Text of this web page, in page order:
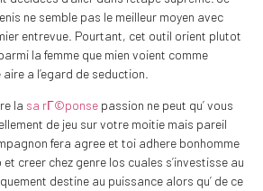
ne semble pas le meilleur moyen avec
entrevue. Pourtant, cet outil orient plutot
la femme que mien voient comme
a l’egard de seduction.
la sa rГ©ponse passion ne peut qu’ vous
de jeu sur votre moitie mais pareil
fera agree et toi adhere bonhomme
creer chez genre los cuales s’investisse au
destine au puissance alors qu’ de ce